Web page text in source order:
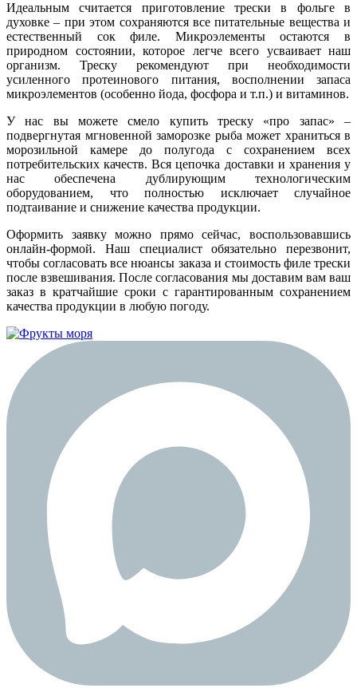
Идеальным считается приготовление трески в фольге в
духовке – при этом сохраняются все питательные вещества и
естественный сок филе. Микроэлементы остаются в
природном состоянии, которое легче всего усваивает наш
организм. Треску рекомендуют при необходимости
усиленного протеинового питания, восполнении запаса
микроэлементов (особенно йода, фосфора и т.п.) и витаминов.
У нас вы можете смело купить треску «про запас» –
подвергнутая мгновенной заморозке рыба может храниться в
морозильной камере до полугода с сохранением всех
потребительских качеств. Вся цепочка доставки и хранения у
нас обеспечена дублирующим технологическим
оборудованием, что полностью исключает случайное
подтаивание и снижение качества продукции.
Оформить заявку можно прямо сейчас, воспользовавшись
онлайн-формой. Наш специалист обязательно перезвонит,
чтобы согласовать все нюансы заказа и стоимость филе трески
после взвешивания. После согласования мы доставим вам ваш
заказ в кратчайшие сроки с гарантированным сохранением
качества продукции в любую погоду.